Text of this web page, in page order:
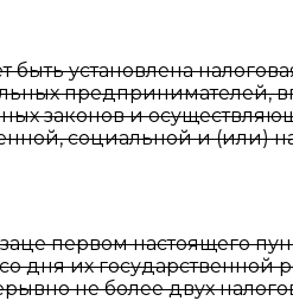
установлена
предпринимателей,
законов и
социальной и (или)
первом настоящего
дня их государственной
не более двух